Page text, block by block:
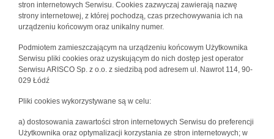
stron internetowych Serwisu. Cookies zazwyczaj zawierają nazwę
strony internetowej, z której pochodzą, czas przechowywania ich na
urządzeniu końcowym oraz unikalny numer.
Podmiotem zamieszczającym na urządzeniu końcowym Użytkownika
Serwisu pliki cookies oraz uzyskującym do nich dostęp jest operator
Serwisu ARISCO Sp. z o.o. z siedzibą pod adresem ul. Nawrot 114, 90-
029 Łódź
Pliki cookies wykorzystywane są w celu:
a) dostosowania zawartości stron internetowych Serwisu do preferencji
Użytkownika oraz optymalizacji korzystania ze stron internetowych; w